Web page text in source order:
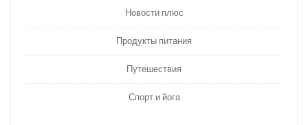
Новости плюс
Продукты питания
Путешествия
Спорт и йога